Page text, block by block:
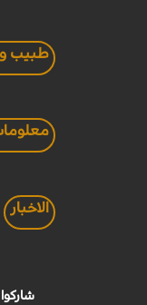
طبيب
الاخبار